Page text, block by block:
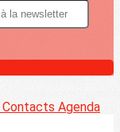
Contacts Agenda